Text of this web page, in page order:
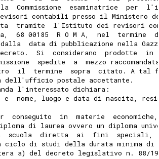
Commissione  esaminatrice  per
contabili presso il Ministero
tramite  l'Istituto dei revisori
68 00185  R O M A,  nel  termine
data di pubblicazione nella
Si  considerano  prodotte  in
spedite  a  mezzo
il  termine  sopra  citato. A tal
dell'ufficio postale accettante.
l'interessato dichiara:
e  nome, luogo e data di nascita,
conseguito  in  materie
di laurea ovvero un diploma
scuola  diretta  ai  fini
ciclo di studi della durata minima
a) del decreto legislativo n. 88/